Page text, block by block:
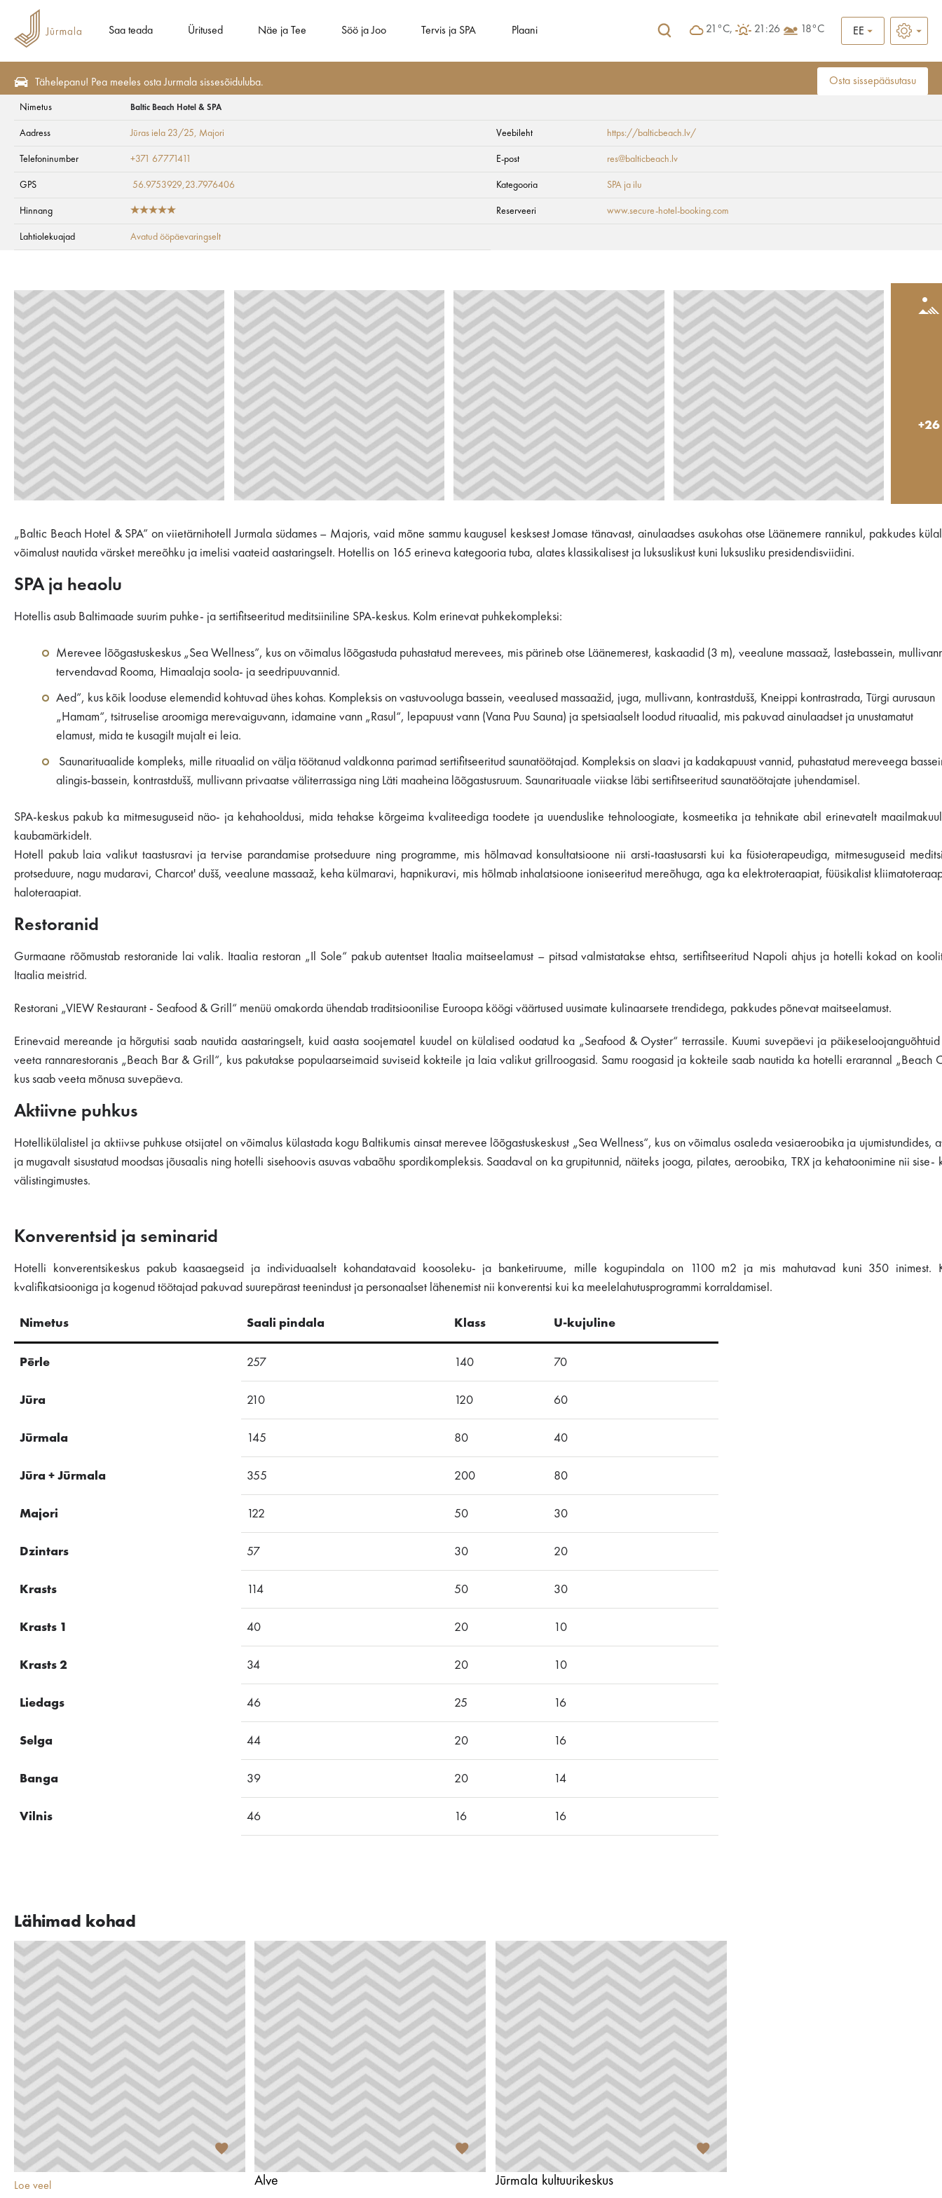
Saa teada Üritused Näe ja Tee Söö ja Joo Tervis ja SPA Plaani 21°C, 21:26 18°C EE
Tähelepanu! Pea meeles osta Jurmala sissesõiduluba. Osta sissepääsutasu
Baltic Beach Hotel & SPA
Nimetus Baltic Beach Hotel & SPA
Aadress Jūras iela 23/25, Majori Veebileht https://balticbeach.lv/
Telefoninumber +371 67771411 E-post res@balticbeach.lv
GPS 56.9753929,23.7976406 Kategooria SPA ja ilu
Hinnang Reserveeri www.secure-hotel-booking.com
Lahtiolekuajad Avatud ööpäevaringselt
+26
„Baltic Beach Hotel & SPA” on viietärnihotell Jurmala südames – Majoris, vaid mõne sammu kaugusel kesksest Jomase tänavast, ainulaadses asukohas otse Läänemere rannikul, pakkudes
võimalust nautida värsket mereõhku ja imelisi vaateid aastaringselt. Hotellis on 165 erineva kategooria tuba, alates klassikalisest ja luksuslikust kuni luksusliku presidendisviidini.
SPA ja heaolu
Hotellis asub Baltimaade suurim puhke- ja sertifitseeritud meditsiiniline SPA-keskus. Kolm erinevat puhkekompleksi:
Merevee lõõgastuskeskus „Sea Wellness”, kus on võimalus lõõgastuda puhastatud merevees, mis pärineb otse Läänemerest, kaskaadid (3 m), veealune massaaž, lastebassein,
tervendavad Rooma, Himaalaja soola- ja seedripuuvannid.
Aed”, kus kõik looduse elemendid kohtuvad ühes kohas. Kompleksis on vastuvooluga bassein, veealused massaažid, juga, mullivann, kontrastdušš, Kneippi kontrastrada, Türgi aurusaun
„Hamam“, tsitruselise aroomiga merevaiguvann, idamaine vann „Rasul“, lepapuust vann (Vana Puu Sauna) ja spetsiaalselt loodud rituaalid, mis pakuvad ainulaadset ja unustamatut
elamust, mida te kusagilt mujalt ei leia.
Saunarituaalide kompleks, mille rituaalid on välja töötanud valdkonna parimad sertifitseeritud saunatöötajad. Kompleksis on slaavi ja kadakapuust vannid, puhastatud mereveega
alingis-bassein, kontrastdušš, mullivann privaatse väliterrassiga ning Läti maaheina lõõgastusruum. Saunarituaale viiakse läbi sertifitseeritud saunatöötajate juhendamisel.
SPA-keskus pakub ka mitmesuguseid näo- ja kehahooldusi, mida tehakse kõrgeima kvaliteediga toodete ja uuenduslike tehnoloogiate, kosmeetika ja tehnikate abil erinevatelt
kaubamärkidelt.
Hotell pakub laia valikut taastusravi ja tervise parandamise protseduure ning programme, mis hõlmavad konsultatsioone nii arsti-taastusarsti kui ka füsioterapeudiga, mitmesuguseid
protseduure, nagu mudaravi, Charcot' dušš, veealune massaaž, keha külmaravi, hapnikuravi, mis hõlmab inhalatsioone ioniseeritud mereõhuga, aga ka elektroteraapiat, füüsikalist
haloteraapiat.
Restoranid
Gurmaane rõõmustab restoranide lai valik. Itaalia restoran „Il Sole“ pakub autentset Itaalia maitseelamust – pitsad valmistatakse ehtsa, sertifitseeritud Napoli ahjus ja hotelli kokad on
Itaalia meistrid.
Restorani „VIEW Restaurant - Seafood & Grill“ menüü omakorda ühendab traditsioonilise Euroopa köögi väärtused uusimate kulinaarsete trendidega, pakkudes põnevat maitseelamust.
Erinevaid mereande ja hõrgutisi saab nautida aastaringselt, kuid aasta soojematel kuudel on külalised oodatud ka „Seafood & Oyster“ terrassile. Kuumi suvepäevi ja
veeta rannarestoranis „Beach Bar & Grill“, kus pakutakse populaarseimaid suviseid kokteile ja laia valikut grillroogasid. Samu roogasid ja kokteile saab nautida ka hotelli erarannal „Beach
kus saab veeta mõnusa suvepäeva.
Aktiivne puhkus
Hotellikülalistel ja aktiivse puhkuse otsijatel on võimalus külastada kogu Baltikumis ainsat merevee lõõgastuskeskust „Sea Wellness“, kus on võimalus osaleda vesiaeroobika ja ujumistundides,
ja mugavalt sisustatud moodsas jõusaalis ning hotelli sisehoovis asuvas vabaõhu spordikompleksis. Saadaval on ka grupitunnid, näiteks jooga, pilates, aeroobika, TRX ja kehatoonimine nii sise-
välistingimustes.
Konverentsid ja seminarid
Hotelli konverentsikeskus pakub kaasaegseid ja individuaalselt kohandatavaid koosoleku- ja banketiruume, mille kogupindala on 1100 m2 ja mis mahutavad kuni 350 inimest.
kvalifikatsiooniga ja kogenud töötajad pakuvad suurepärast teenindust ja personaalset lähenemist nii konverentsi kui ka meelelahutusprogrammi korraldamisel.
Nimetus Saali pindala Klass U-kujuline
Pērle 257 140 70
Jūra 210 120 60
Jūrmala 145 80 40
Jūra + Jūrmala 355 200 80
Majori 122 50 30
Dzintars 57 30 20
Krasts 114 50 30
Krasts 1 40 20 10
Krasts 2 34 20 10
Liedags 46 25 16
Selga 44 20 16
Banga 39 20 14
Vilnis 46 16 16
Lähimad kohad
Loe veel Alve Jūrmala kultuurikeskus